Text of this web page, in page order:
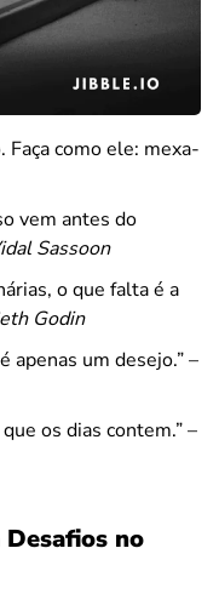
Faça como ele: mexa-
vem antes do
Sassoon
o que falta é a
Godin
apenas um desejo.” –
os dias contem.” –
no